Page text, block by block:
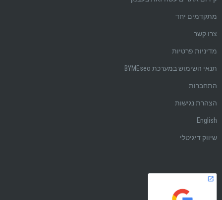
מתקדמים יחד
צרו קשר
מדיניות פרטיות
תנאי השימוש במערכת BYMEseo
התחברות
הצהרת נגישות
English
שיווק דיגיטלי